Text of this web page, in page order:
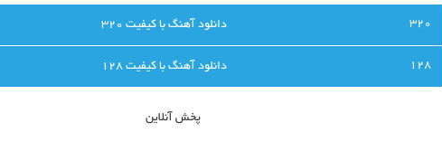
320 دانلود آهنگ با کيفيت 320
128 دانلود آهنگ با کيفيت 128
پخش آنلاين